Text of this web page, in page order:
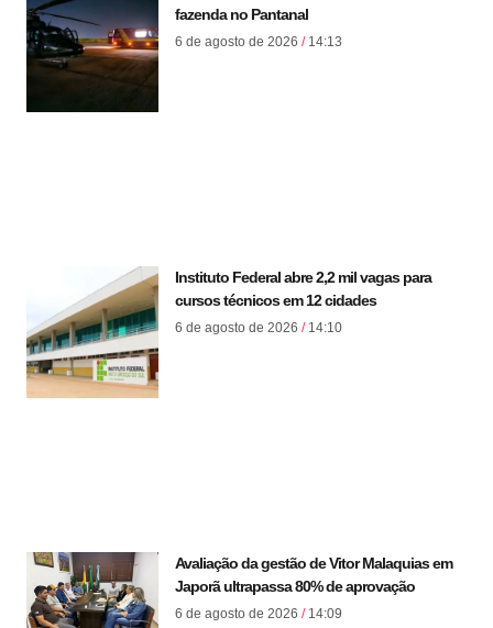
fazenda no Pantanal
6 de agosto de 2026 14:13
Instituto Federal abre 2,2 mil vagas para
cursos técnicos em 12 cidades
6 de agosto de 2026 14:10
Avaliação da gestão de Vitor Malaquias em
Japorã ultrapassa 80% de aprovação
6 de agosto de 2026 14:09